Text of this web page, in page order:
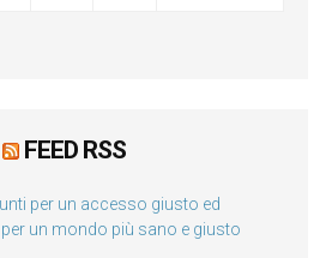
FEED RSS
per un accesso giusto ed
un mondo più sano e giusto